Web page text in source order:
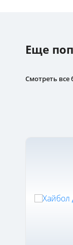
Еще
Смотреть все